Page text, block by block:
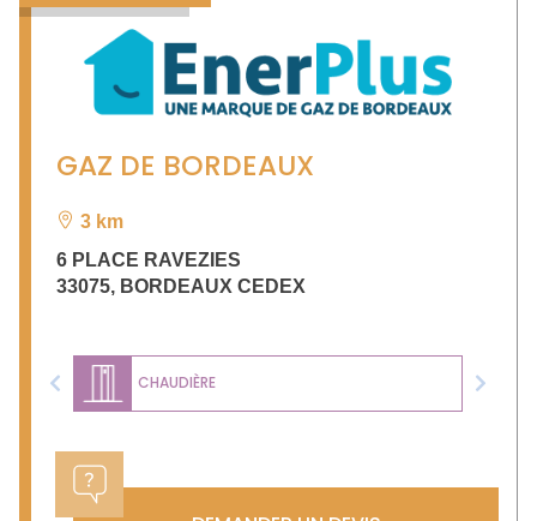
GAZ DE BORDEAUX
3 km
6 PLACE RAVEZIES
33075, BORDEAUX CEDEX
CHAUDIÈRE
Previous Next